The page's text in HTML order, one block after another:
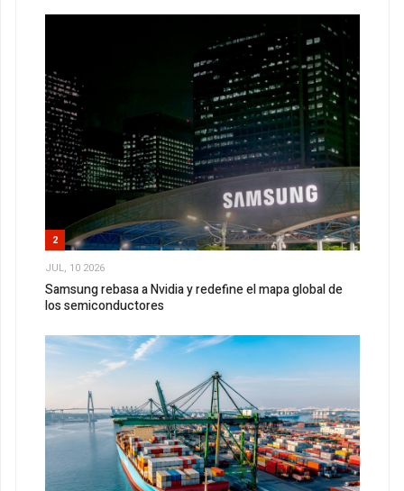
2
JUL, 10 2026
Samsung rebasa a Nvidia y redefine el mapa global de
los semiconductores